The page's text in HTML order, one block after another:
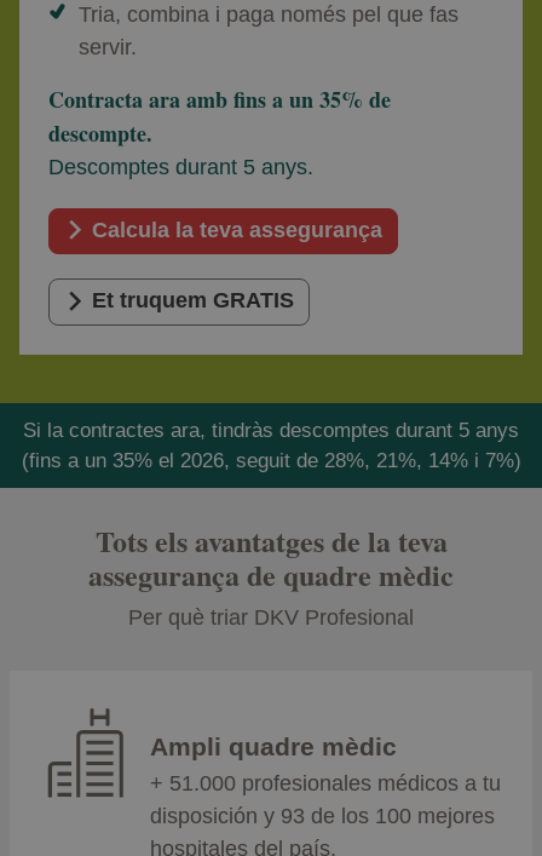
Tria, combina i paga només pel que fas
servir.
Contracta ara amb fins a un 35% de
descompte.
Descomptes durant 5 anys.
Calcula la teva assegurança
Et truquem GRATIS
Si la contractes ara, tindràs descomptes durant 5 anys
(fins a un 35% el 2026, seguit de 28%, 21%, 14% i 7%)
Tots els avantatges de la teva
assegurança de quadre mèdic
Per què triar DKV Profesional
Ampli quadre mèdic
+ 51.000 profesionales médicos a tu
disposición y 93 de los 100 mejores
hospitales del país.